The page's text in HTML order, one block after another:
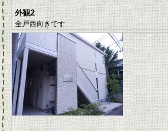
外観2
全戸西向きです